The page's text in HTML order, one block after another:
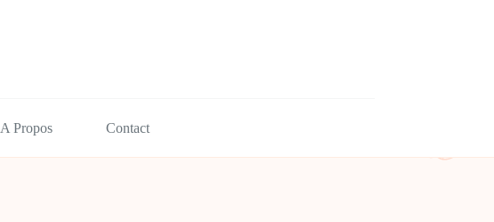
A Propos Contact